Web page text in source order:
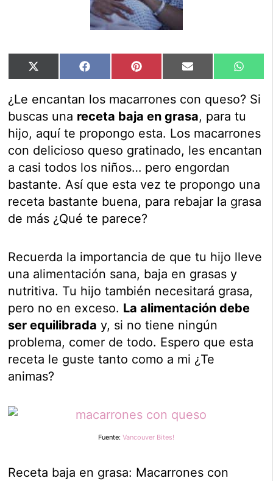
Compartir
en
X
(Twitter)
Compartir
en
Facebook Compartir
en
Pinterest Compartir
en
Email
en
¿Le encantan los macarrones con queso? Si
buscas una receta baja en grasa, para tu
hijo, aquí te propongo esta. Los macarrones
con delicioso queso gratinado, les encantan
a casi todos los niños… pero engordan
bastante. Así que esta vez te propongo una
receta bastante buena, para rebajar la grasa
de más ¿Qué te parece?
Recuerda la importancia de que tu hijo lleve
una alimentación sana, baja en grasas y
nutritiva. Tu hijo también necesitará grasa,
pero no en exceso. La alimentación debe
ser equilibrada y, si no tiene ningún
problema, comer de todo. Espero que esta
receta le guste tanto como a mi ¿Te
animas?
Fuente: Vancouver Bites!
Receta baja en grasa: Macarrones con